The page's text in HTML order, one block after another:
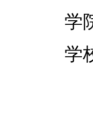
学
学